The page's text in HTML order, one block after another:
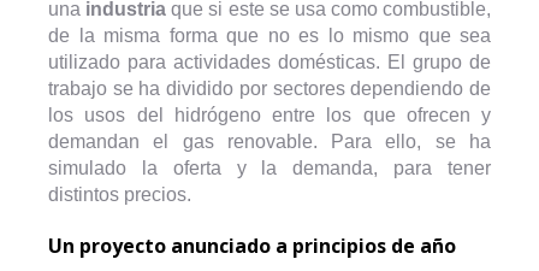
una industria que si este se usa como combustible,
de la misma forma que no es lo mismo que sea
utilizado para actividades domésticas. El grupo de
trabajo se ha dividido por sectores dependiendo de
los usos del hidrógeno entre los que ofrecen y
demandan el gas renovable. Para ello, se ha
simulado la oferta y la demanda, para tener
distintos precios.
Un proyecto anunciado a principios de año